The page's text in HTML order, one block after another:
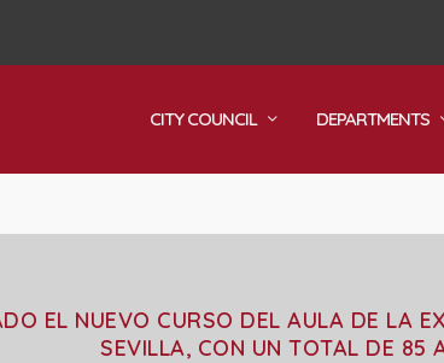
CITY COUNCIL DEPARTMENTS
EL NUEVO CURSO DEL AULA DE LA
SEVILLA, CON UN TOTAL DE 85